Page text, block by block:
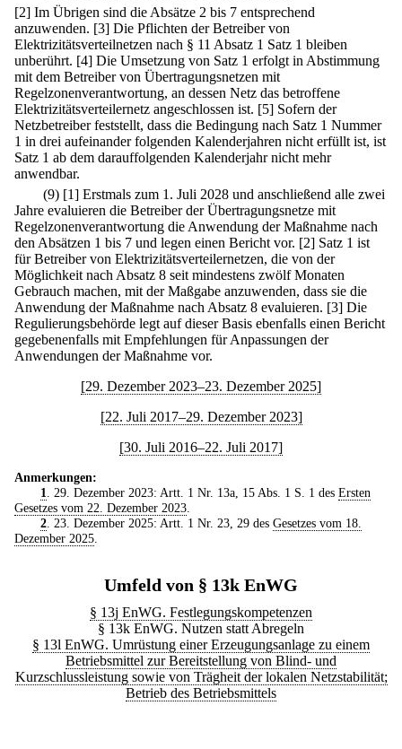
[2] Im Übrigen sind die Absätze 2 bis 7 entsprechend
anzuwenden. [3] Die Pflichten der Betreiber von
Elektrizitätsverteilnetzen nach § 11 Absatz 1 Satz 1 bleiben
unberührt. [4] Die Umsetzung von Satz 1 erfolgt in Abstimmung
mit dem Betreiber von Übertragungsnetzen mit
Regelzonenverantwortung, an dessen Netz das betroffene
Elektrizitätsverteilernetz angeschlossen ist. [5] Sofern der
Netzbetreiber feststellt, dass die Bedingung nach Satz 1 Nummer
1 in drei aufeinander folgenden Kalenderjahren nicht erfüllt ist, ist
Satz 1 ab dem darauffolgenden Kalenderjahr nicht mehr
anwendbar.
(9) [1] Erstmals zum 1. Juli 2028 und anschließend alle zwei
Jahre evaluieren die Betreiber der Übertragungsnetze mit
Regelzonenverantwortung die Anwendung der Maßnahme nach
den Absätzen 1 bis 7 und legen einen Bericht vor. [2] Satz 1 ist
für Betreiber von Elektrizitätsverteilernetzen, die von der
Möglichkeit nach Absatz 8 seit mindestens zwölf Monaten
Gebrauch machen, mit der Maßgabe anzuwenden, dass sie die
Anwendung der Maßnahme nach Absatz 8 evaluieren. [3] Die
Regulierungsbehörde legt auf dieser Basis ebenfalls einen Bericht
gegebenenfalls mit Empfehlungen für Anpassungen der
Anwendungen der Maßnahme vor.
[29. Dezember 2023–23. Dezember 2025]
[22. Juli 2017–29. Dezember 2023]
[30. Juli 2016–22. Juli 2017]
Anmerkungen:
1. 29. Dezember 2023: Artt. 1 Nr. 13a, 15 Abs. 1 S. 1 des Ersten
Gesetzes vom 22. Dezember 2023.
2. 23. Dezember 2025: Artt. 1 Nr. 23, 29 des Gesetzes vom 18.
Dezember 2025.
Umfeld von § 13k EnWG
§ 13j EnWG. Festlegungskompetenzen
§ 13k EnWG. Nutzen statt Abregeln
§ 13l EnWG. Umrüstung einer Erzeugungsanlage zu einem
Betriebsmittel zur Bereitstellung von Blind- und
Kurzschlussleistung sowie von Trägheit der lokalen Netzstabilität;
Betrieb des Betriebsmittels